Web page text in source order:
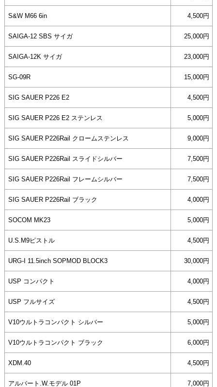
S&W M66 6in 4,500円
SAIGA-12 SBS サイガ 25,000円
SAIGA-12K サイガ 23,000円
SG-09R 15,000円
SIG SAUER P226 E2 4,500円
SIG SAUER P226 E2 ステンレス 5,000円
SIG SAUER P226Rail クロームステンレス 9,000円
SIG SAUER P226Rail スライドシルバー 7,500円
SIG SAUER P226Rail フレームシルバー 7,500円
SIG SAUER P226Rail ブラック 4,000円
SOCOM MK23 5,000円
U.S.M9ピストル 4,500円
URG-I 11.5inch SOPMOD BLOCK3 30,000円
USP コンパクト 4,000円
USP フルサイズ 4,500円
V10ウルトラコンパクト シルバー 5,000円
V10ウルトラコンパクト ブラック 6,000円
XDM.40 4,500円
アルバート.W.モデル 01P 7,000円